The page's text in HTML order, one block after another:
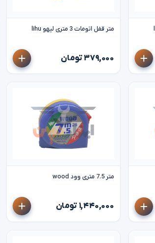
متر قفل اتومات 3 متری لیهو lihu
۳۷۹,۰۰۰ تومان
متر 7.5 متری وود wood
۱,۴۴۰,۰۰۰ تومان